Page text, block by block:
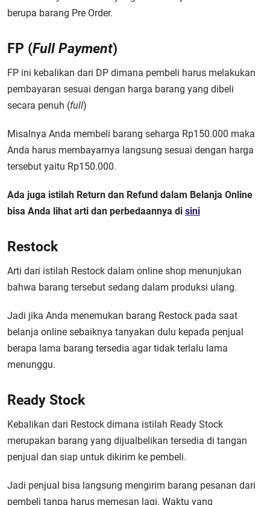
berupa barang Pre Order.
FP (Full Payment)
FP ini kebalikan dari DP dimana pembeli harus melakukan
pembayaran sesuai dengan harga barang yang dibeli
secara penuh (full)
Misalnya Anda membeli barang seharga Rp150.000 maka
Anda harus membayarnya langsung sesuai dengan harga
tersebut yaitu Rp150.000.
Ada juga istilah Return dan Refund dalam Belanja Online
bisa Anda lihat arti dan perbedaannya di sini
Restock
Arti dari istilah Restock dalam online shop menunjukan
bahwa barang tersebut sedang dalam produksi ulang.
Jadi jika Anda menemukan barang Restock pada saat
belanja online sebaiknya tanyakan dulu kepada penjual
berapa lama barang tersedia agar tidak terlalu lama
menunggu.
Ready Stock
Kebalikan dari Restock dimana istilah Ready Stock
merupakan barang yang dijualbelikan tersedia di tangan
penjual dan siap untuk dikirim ke pembeli.
Jadi penjual bisa langsung mengirim barang pesanan dari
pembeli tanpa harus memesan lagi. Waktu yang